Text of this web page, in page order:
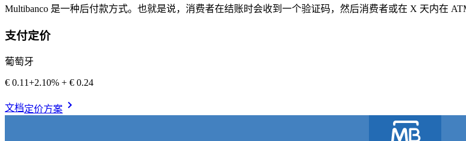
Multibanco 是一种后付款方式。也就是说，消费者在结账时会收到一个验证码，然后消费者或在 X 天内在
支付定价
葡萄牙
€0.11+2.10% + € 0.24
文档定价方案